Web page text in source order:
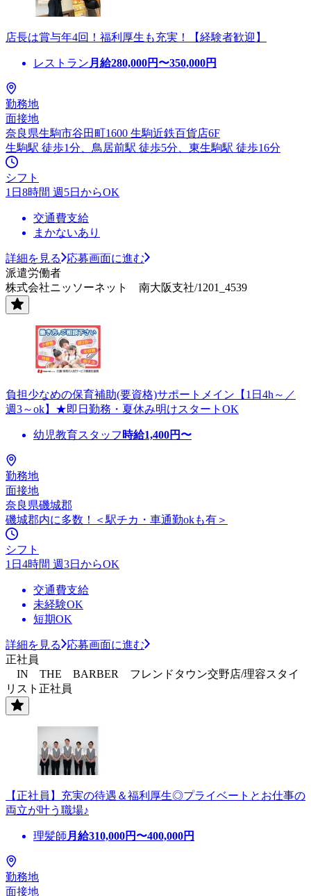
店長は賞与年4回！福利厚生も充実！【経験者歓迎】
レストラン 月給280,000円〜350,000円
勤務地
面接地
奈良県生駒市谷田町1600 生駒近鉄百貨店6F
生駒駅 徒歩1分、鳥居前駅 徒歩5分、東生駒駅 徒歩16分
シフト
1日8時間 週5日からOK
交通費支給
まかないあり
詳細を見る
応募画面に進む
派遣労働者
株式会社ニッソーネット 南大阪支社/1201_4539
負担少なめの保育補助(要資格)サポートメイン【1日4h～／
週3～ok】★即日勤務・夏休み明けスタートOK
幼児教育スタッフ 時給1,400円〜
勤務地
面接地
奈良県磯城郡
磯城郡内に多数！＜駅チカ・車通勤okも有＞
シフト
1日4時間 週3日からOK
交通費支給
未経験OK
短期OK
詳細を見る
応募画面に進む
正社員
IN THE BARBER フレンドタウン交野店/理容スタイ
リスト正社員
【正社員】充実の待遇＆福利厚生◎プライベートとお仕事の
両立が叶う職場♪
理髪師 月給310,000円〜400,000円
勤務地
面接地